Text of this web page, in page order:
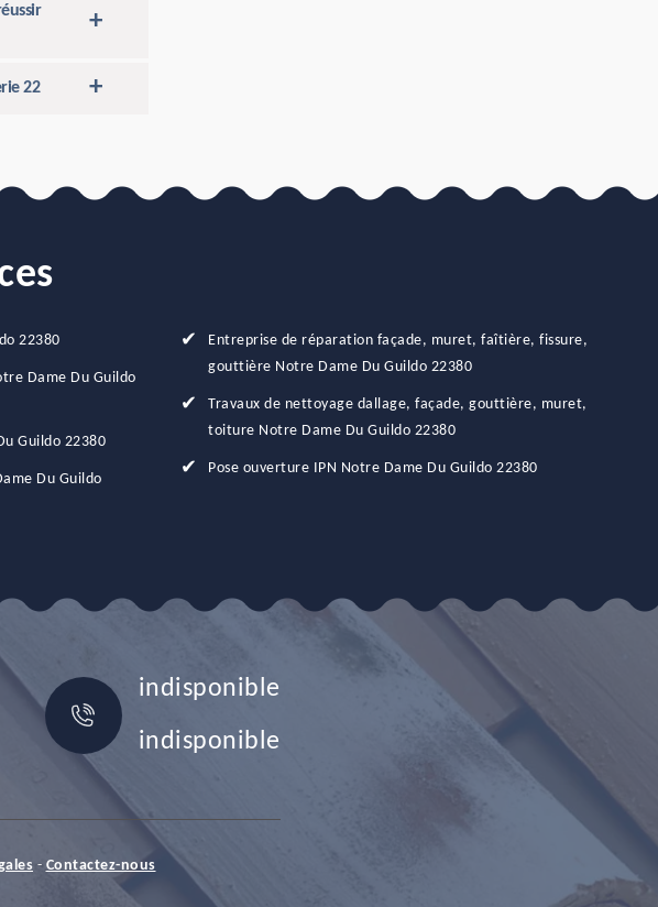
22
22380
Dame Du Guildo
Guildo 22380
Du Guildo
Entreprise de réparation façade, muret, faîtière, fissure,
gouttière Notre Dame Du Guildo 22380
Travaux de nettoyage dallage, façade, gouttière, muret,
toiture Notre Dame Du Guildo 22380
Pose ouverture IPN Notre Dame Du Guildo 22380
indisponible
indisponible
- Contactez-nous